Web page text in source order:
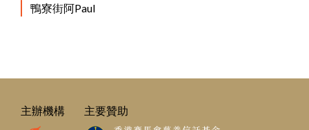
鴨寮街阿Paul
主辦機構 主要贊助